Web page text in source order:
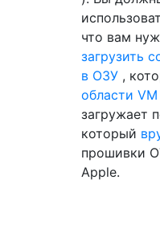
что вам
загрузить
в ОЗУ ,
области
загружает
который
прошивки
Apple.